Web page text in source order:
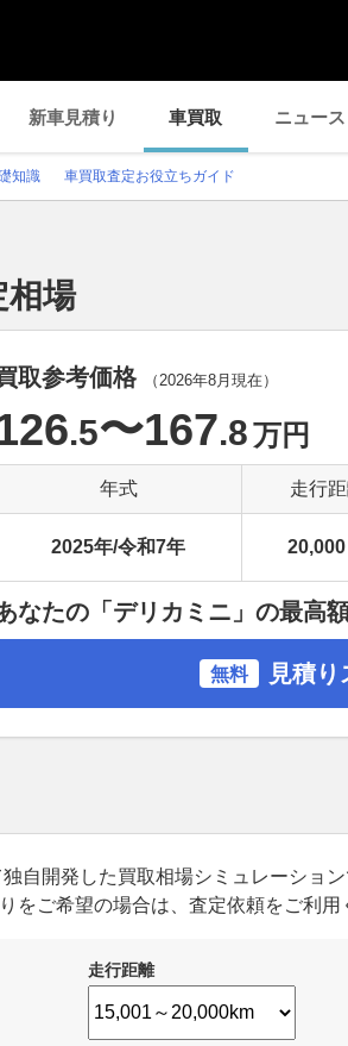
新車見積り 車買取 ニュース
知識 車買取査定お役立ちガイド
相場
取参考価格 （2026年8月 現在）
.5〜167.8万円
年式 走行
2025年/令和7年 20,000
なたの「デリカミニ」の最高
無料 見積
自開発した買取相場シミュレーショ
をご希望の場合は、査定依頼をご利用
走行距離